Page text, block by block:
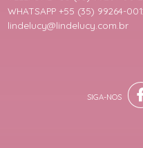
WHATSAPP +55 (35) 99264-
lindelucy@lindelucy.com.br